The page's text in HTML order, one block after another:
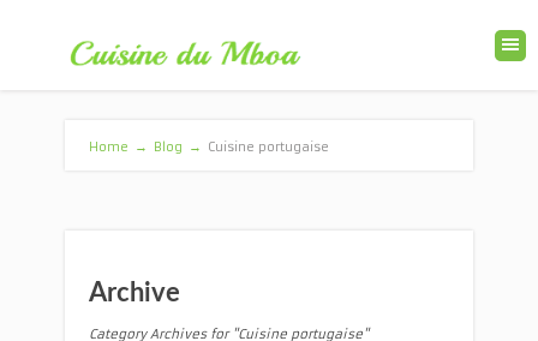
Home → Blog → Cuisine portugaise
Archive
Category Archives for "Cuisine portugaise"